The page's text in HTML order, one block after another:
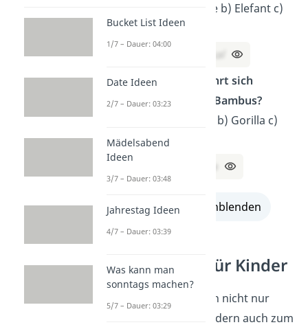
Auswahl: a) Giraffe b) Elefant c)
Blauwal d) Pottwal
c) Blauwal
Welches Tier ernährt sich
überwiegend von Bambus?
Auswahl: a) Panda b) Gorilla c)
Giraffe d) Nilpferd
a) Panda
alle Lösungen einblenden
Scherzfragen für Kinder
Manche Rätsel bringen nicht nur
zum Nachdenken, sondern auch zum
Bucket List Ideen
1/7 – Dauer: 04:00
Date Ideen
2/7 – Dauer: 03:23
Mädelsabend
Ideen
3/7 – Dauer: 03:48
Jahrestag Ideen
4/7 – Dauer: 03:39
Was kann man
sonntags machen?
5/7 – Dauer: 03:29